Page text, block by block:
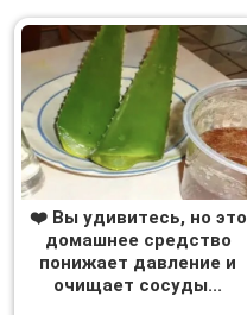
❤️ Вы удивитесь, но это
домашнее средство
понижает давление и
очищает сосуды...